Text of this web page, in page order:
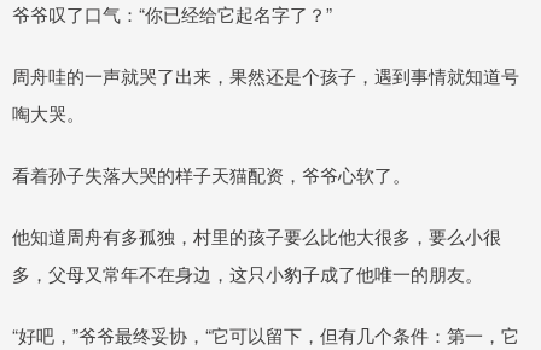
爷爷叹了口气：“你已经给它起名字了？”
周舟哇的一声就哭了出来，果然还是个孩子，遇到事情就知道号
啕大哭。
看着孙子失落大哭的样子天猫配资，爷爷心软了。
他知道周舟有多孤独，村里的孩子要么比他大很多，要么小很
多，父母又常年不在身边，这只小豹子成了他唯一的朋友。
“好吧，”爷爷最终妥协，“它可以留下，但有几个条件：第一，它